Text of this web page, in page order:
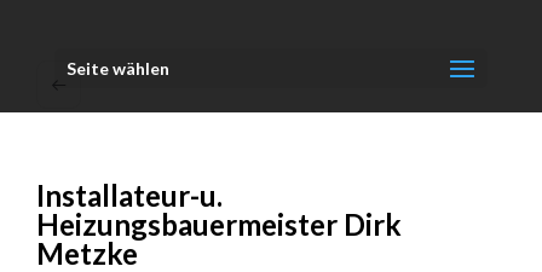
Seite wählen
Installateur-u.
Heizungsbauermeister Dirk
Metzke